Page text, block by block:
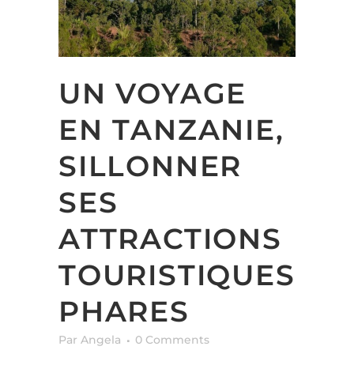
UN VOYAGE
EN TANZANIE,
SILLONNER
SES
ATTRACTIONS
TOURISTIQUES
PHARES
Par Angela 0 Comments